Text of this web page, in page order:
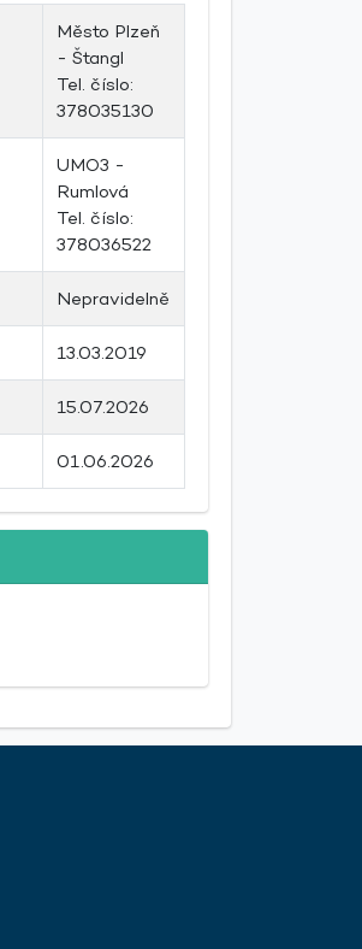
Město Plzeň
- Štangl
Tel. číslo:
378035130
UMO3 -
Rumlová
Tel. číslo:
378036522
Nepravidelně
13.03.2019
15.07.2026
01.06.2026